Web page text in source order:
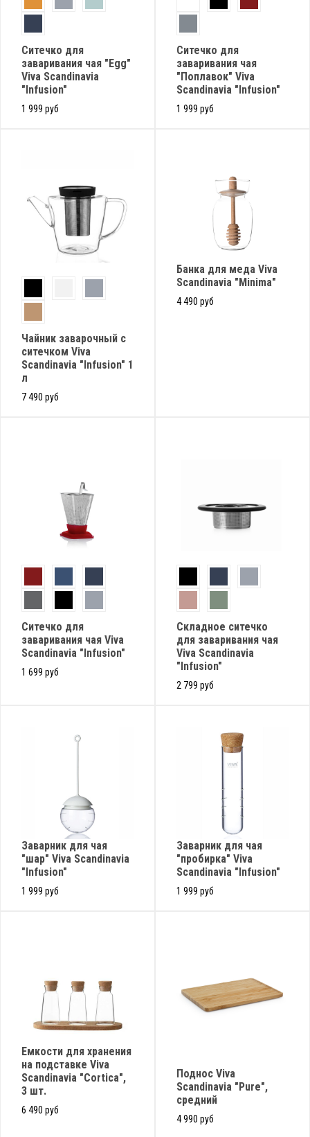
Cитечко для
заваривания чая "Egg"
Viva Scandinavia
"Infusion"
1 999 руб
Ситечко для
заваривания чая
"Поплавок" Viva
Scandinavia "Infusion"
1 999 руб
Чайник заварочный с
ситечком Viva
Scandinavia "Infusion" 1
л
7 490 руб
Банка для меда Viva
Scandinavia "Minima"
4 490 руб
Ситечко для
заваривания чая Viva
Scandinavia "Infusion"
1 699 руб
Складное ситечко
для заваривания чая
Viva Scandinavia
"Infusion"
2 799 руб
Заварник для чая
"шар" Viva Scandinavia
"Infusion"
1 999 руб
Заварник для чая
"пробирка" Viva
Scandinavia "Infusion"
1 999 руб
Емкости для хранения
на подставке Viva
Scandinavia "Cortica",
3 шт.
6 490 руб
Поднос Viva
Scandinavia "Pure",
средний
4 990 руб